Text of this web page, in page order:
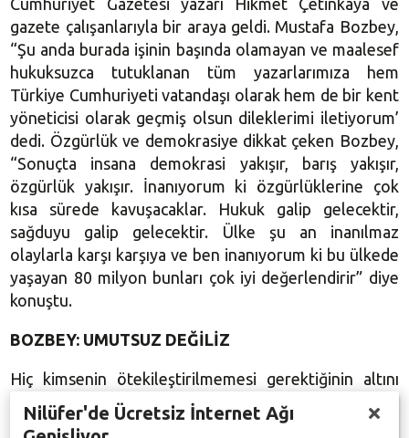
Cumhuriyet Gazetesi yazarı Hikmet Çetinkaya ve
gazete çalışanlarıyla bir araya geldi. Mustafa Bozbey,
“Şu anda burada işinin başında olamayan ve maalesef
hukuksuzca tutuklanan tüm yazarlarımıza hem
Türkiye Cumhuriyeti vatandaşı olarak hem de bir kent
yöneticisi olarak geçmiş olsun dileklerimi iletiyorum’
dedi. Özgürlük ve demokrasiye dikkat çeken Bozbey,
“Sonuçta insana demokrasi yakışır, barış yakışır,
özgürlük yakışır. İnanıyorum ki özgürlüklerine çok
kısa sürede kavuşacaklar. Hukuk galip gelecektir,
sağduyu galip gelecektir. Ülke şu an inanılmaz
olaylarla karşı karşıya ve ben inanıyorum ki bu ülkede
yaşayan 80 milyon bunları çok iyi değerlendirir” diye
konuştu.
BOZBEY: UMUTSUZ DEĞİLİZ
Hiç kimsenin ötekileştirilmemesi gerektiğinin altını
çizen Bozbey, ‘Bu ülkede halen daha barış içerisinde,
huzur ve güven içerisinde yaşamamız mümkün. Bu
Nilüfer'de Ücretsiz İnternet Ağı